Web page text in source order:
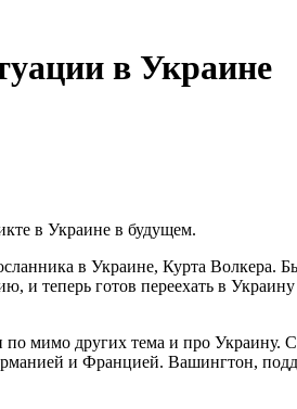
в Украине
в Украине в будущем.
в Украине, Курта Волкера.
теперь готов переехать в
по мимо других тема и про
и Францией. Вашингтон,